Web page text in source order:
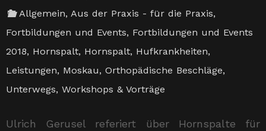
Allgemein,Aus der Praxis - für die Praxis,
Fortbildungen und Events, Fortbildungen und Events
2018, Hornspalt, Hornspalt, Hufkrankheiten,
Leistungen, Moskau, Orthopädische Beschläge,
Unterwegs, Workshops & Vorträge
Ulrich Gerusel referiert über Hornspalte für